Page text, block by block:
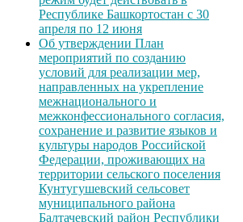
Республике Башкортостан с 30
апреля по 12 июня
Об утверждении План
мероприятий по созданию
условий для реализации мер,
направленных на укрепление
межнационального и
межконфессионального согласия,
сохранение и развитие языков и
культуры народов Российской
Федерации, проживающих на
территории сельского поселения
Кунтугушевский сельсовет
муниципального района
Балтачевский район Республики